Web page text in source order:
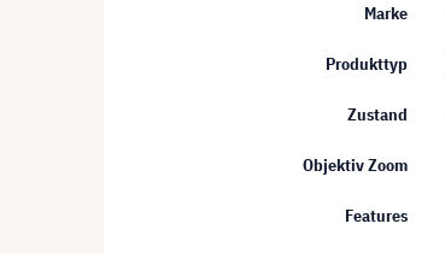
Marke
Produkttyp
Zustand
Objektiv Zoom
Features